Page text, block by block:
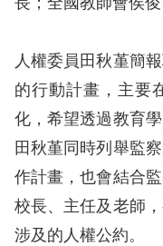
捷
選
擇
語
人權委員田秋堇簡
的行動計畫，主要
化，希望透過教育
田秋堇同時列舉監
作計畫，也會結合
校長、主任及老師
涉及的人權公約。